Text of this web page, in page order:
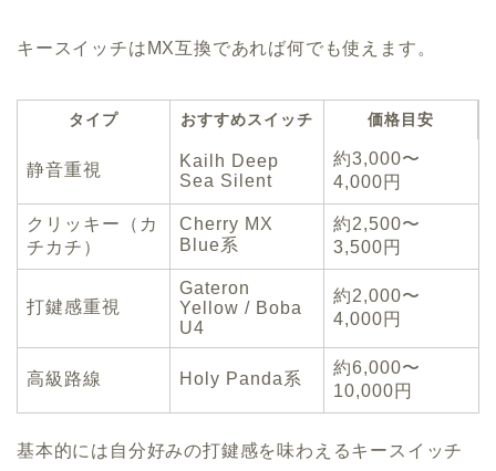
キースイッチはMX互換であれば何でも使えます。
タイプ おすすめスイッチ 価格目安
静音重視
Kailh Deep
Sea Silent
約3,000〜
4,000円
クリッキー（カ
チカチ）
Cherry MX
Blue系
約2,500〜
3,500円
打鍵感重視
Gateron
Yellow / Boba
U4
約2,000〜
4,000円
高級路線 Holy Panda系
約6,000〜
10,000円
基本的には自分好みの打鍵感を味わえるキースイッチ